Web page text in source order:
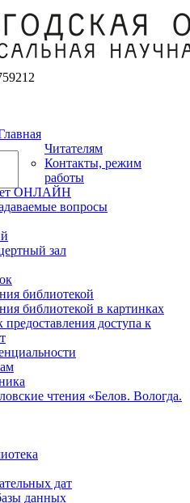
Читателям
Контакты, режим
работы
ОНЛАЙН
вопросы
зал
библиотекой
библиотекой в картинках
доступа к
чтения «Белов. Вологда.
дат
данных